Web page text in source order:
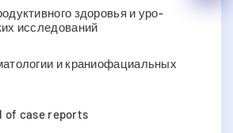
здоровья и уро-
исследований
и краниофациальных
of case reports